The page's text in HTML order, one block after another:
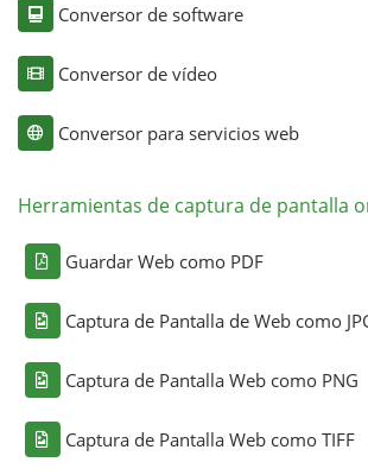
Conversor de software
Conversor de vídeo
Conversor para servicios web
Herramientas de captura de pantalla
Guardar Web como PDF
Captura de Pantalla de Web como
Captura de Pantalla Web como PNG
Captura de Pantalla Web como TIFF